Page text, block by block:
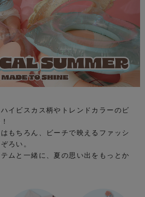
イビスカス柄やトレンドカラーのビ
もちろん、ビーチで映えるファッシ
ろい。
ムと一緒に、夏の思い出をもっとか